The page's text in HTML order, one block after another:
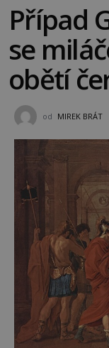
Případ
se
obětí
od MIREK BRÁT